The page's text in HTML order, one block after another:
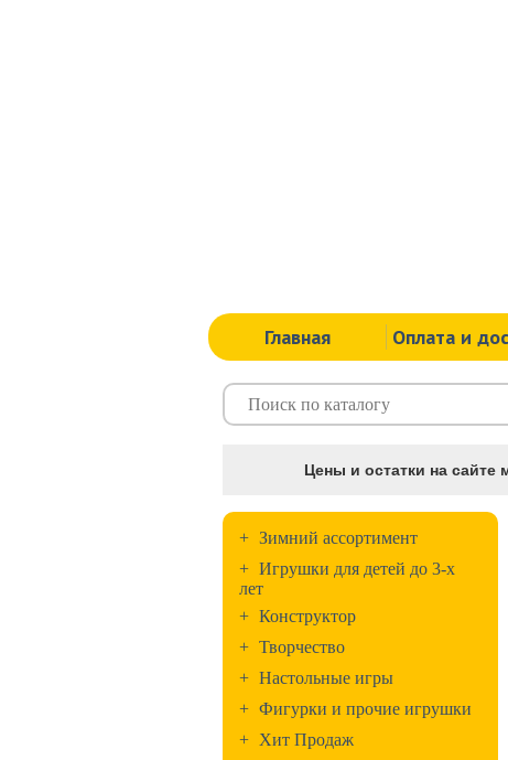
Главная Оплата и
Цены и остатки на сайте
+ Зимний ассортимент
+ Игрушки для детей до 3-х
лет
+ Конструктор
+ Творчество
+ Настольные игры
+ Фигурки и прочие игрушки
+ Хит Продаж